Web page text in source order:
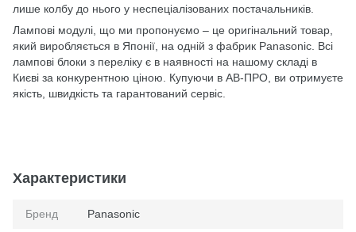
лише колбу до нього у неспеціалізованих постачальників.
Лампові модулі, що ми пропонуємо – це оригінальний товар,
який виробляється в Японії, на одній з фабрик Panasonic. Всі
лампові блоки з переліку є в наявності на нашому складі в
Києві за конкурентною ціною. Купуючи в АВ-ПРО, ви отримуєте
якість, швидкість та гарантований сервіс.
Характеристики
Бренд Panasonic